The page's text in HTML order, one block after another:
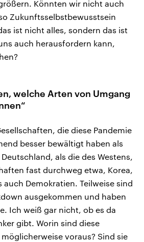
Könnten wir nicht auch
Zukunftsselbstbewusstsein
ist nicht alles, sondern das ist
auch herausfordern kann,
welche Arten von Umgang
die diese Pandemie
besser bewältigt haben als
als die des Westens,
fast durchweg etwa, Korea,
auch Demokratien. Teilweise sind
ausgekommen und haben
Ich weiß gar nicht, ob es da
gibt. Worin sind diese
voraus? Sind sie